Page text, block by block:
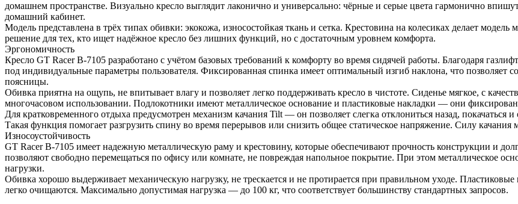
домашнем пространстве. Визуально кресло выглядит лаконично и универсально: чёрные и серые цвета гармонично
домашний кабинет.
Модель представлена в трёх типах обивки: экокожа, износостойкая ткань и сетка. Крестовина на колесиках делает
решение для тех, кто ищет надёжное кресло без лишних функций, но с достаточным уровнем комфорта.
Эргономичность
Кресло GT Racer B-7105 разработано с учётом базовых требований к комфорту во время сидячей работы. Благодаря
под индивидуальные параметры пользователя. Фиксированная спинка имеет оптимальный изгиб наклона, что позволяет
поясницы.
Обивка приятна на ощупь, не впитывает влагу и позволяет легко поддерживать кресло в чистоте. Сиденье мягкое, с
многочасовом использовании. Подлокотники имеют металлическое основание и пластиковые накладки — они
Для кратковременного отдыха предусмотрен механизм качания Tilt — он позволяет слегка отклониться назад, покачаться
Такая функция помогает разгрузить спину во время перерывов или снизить общее статическое напряжение. Силу качания
Износоустойчивость
GT Racer B-7105 имеет надежную металлическую раму и крестовину, которые обеспечивают прочность конструкции и
позволяют свободно перемещаться по офису или комнате, не повреждая напольное покрытие. При этом металлическое
нагрузки.
Обивка хорошо выдерживает механическую нагрузку, не трескается и не протирается при правильном уходе.
легко очищаются. Максимально допустимая нагрузка — до 100 кг, что соответствует большинству стандартных запросов.